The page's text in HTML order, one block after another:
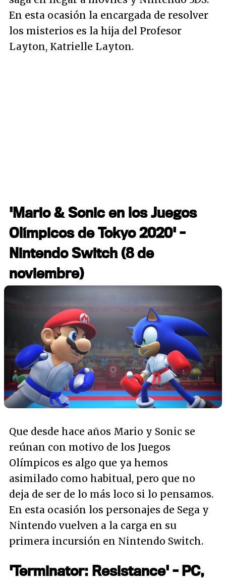
En esta ocasión la encargada de resolver
los misterios es la hija del Profesor
Layton, Katrielle Layton.
'Mario & Sonic en los Juegos
Olímpicos de Tokyo 2020' -
Nintendo Switch (8 de
noviembre)
Que desde hace años Mario y Sonic se
reúnan con motivo de los Juegos
Olímpicos es algo que ya hemos
asimilado como habitual, pero que no
deja de ser de lo más loco si lo pensamos.
En esta ocasión los personajes de Sega y
Nintendo vuelven a la carga en su
primera incursión en Nintendo Switch.
'Terminator: Resistance' - PC,